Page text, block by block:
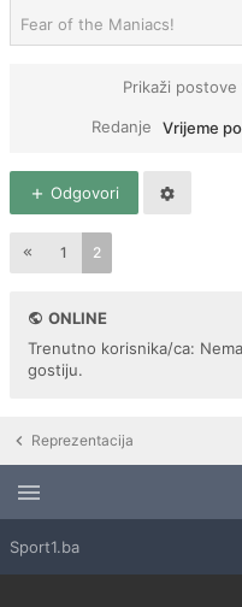
Fear of the Maniacs!
Prikaži postove
Redanje
Vrijeme
Odgovori
1 2
ONLINE
Trenutno korisnika/ca:
gostiju.
Reprezentacija
Sport1.ba